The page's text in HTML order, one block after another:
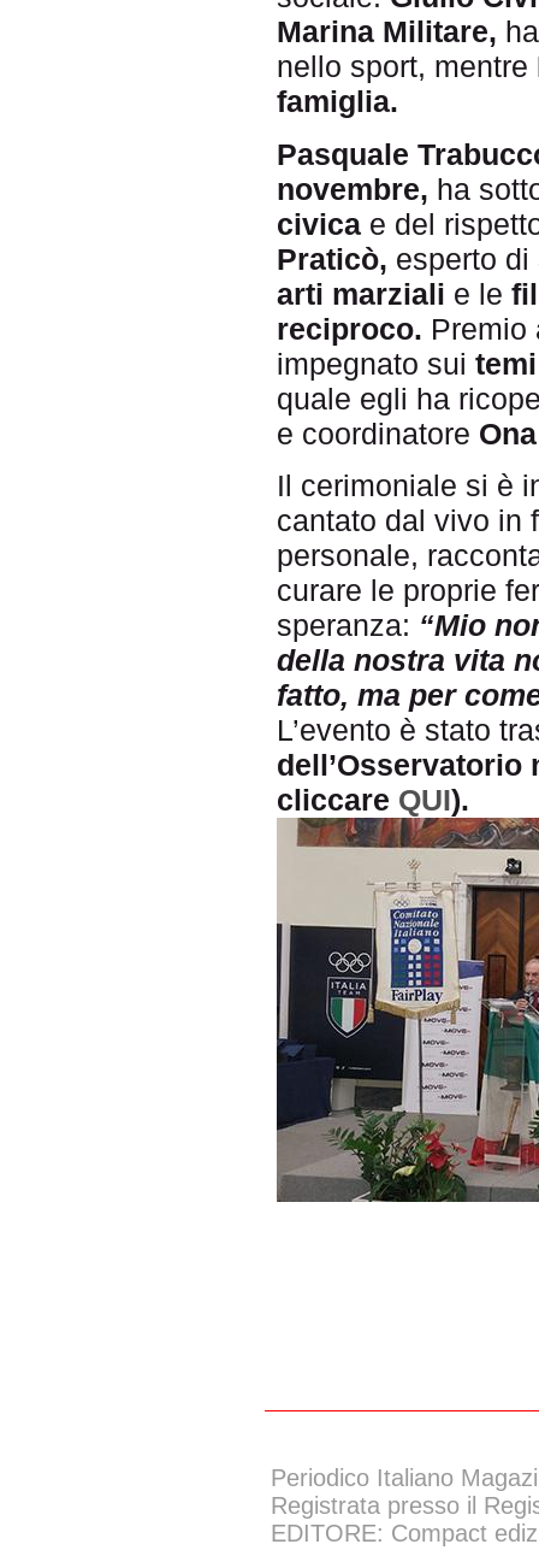
Marina Militare,
nello sport, mentre
famiglia.
Pasquale
novembre, ha
civica e del
Praticò, esperto di
arti marziali e le
reciproco.
impegnato sui
quale egli ha
e coordinatore
Il cerimoniale si è
cantato dal vivo in
personale,
curare le proprie
speranza: “Mio
della nostra vita
fatto, ma per
L’evento è stato
dell’Osservatorio
cliccare QUI).
Periodico Italiano
Registrata presso il
EDITORE: Compact